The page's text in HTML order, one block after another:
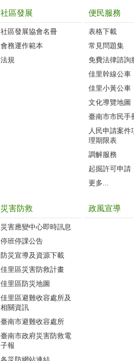
社區發展
社區發展協會名冊
會務運作範本
法規
便民服務
表格下載
常見問題集
免費法律諮詢
佳里幹線公車
佳里小黃公車
文化導覽地圖
臺南市市民手
人民申請案件
理期限表
調解服務
起掘許可申請
更多...
災害防救
災害應變中心即時訊息
停班停課公告
防災宣導及資源下載
佳里區災害防救計畫
佳里區防災地圖
佳里區避難收容處所及
相關資訊
臺南市避難收容處所
臺南市政府災害防救電
子報
政風宣導